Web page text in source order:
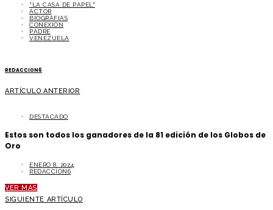
"LA CASA DE PAPEL"
ACTOR
BIOGRAFIAS
CONEXIÓN
PADRE
VENEZUELA
REDACCION6
ARTÍCULO ANTERIOR
DESTACADO
Estos son todos los ganadores de la 81 edición de los Globos de
Oro
ENERO 8, 2024
REDACCION6
VER MÁS
SIGUIENTE ARTÍCULO